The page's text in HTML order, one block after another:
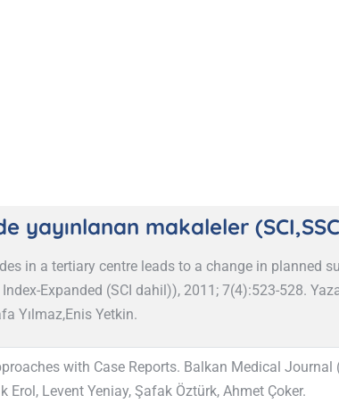
yayınlanan makaleler
in a tertiary centre leads to a change in planned
Expanded (SCI dahil)), 2011; 7(4):523-528.
Yılmaz,Enis Yetkin.
with Case Reports. Balkan Medical Journal
Erol, Levent Yeniay, Şafak Öztürk, Ahmet Çoker.